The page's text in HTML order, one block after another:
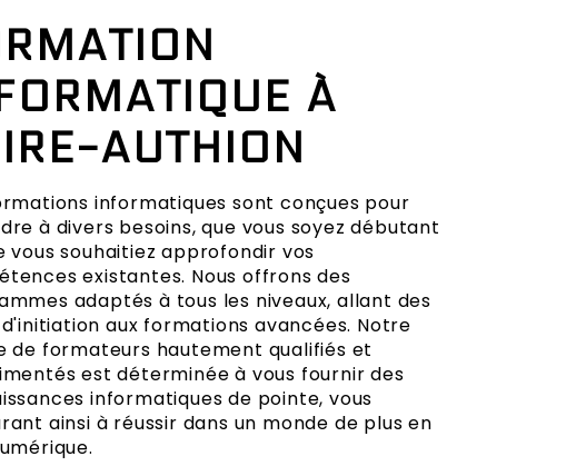
À
AUTHION
informatiques sont conçues pour
à divers besoins, que vous soyez débutant
vous souhaitiez approfondir vos
existantes. Nous offrons des
adaptés à tous les niveaux, allant des
aux formations avancées. Notre
de formateurs hautement qualifiés et
est déterminée à vous fournir des
informatiques de pointe, vous
ainsi à réussir dans un monde de plus en